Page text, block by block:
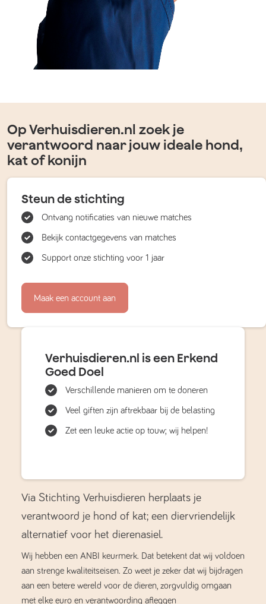
Op Verhuisdieren.nl zoek je
verantwoord naar jouw ideale hond,
kat of konijn
Steun de stichting
Ontvang notificaties van nieuwe matches
Bekijk contactgegevens van matches
Support onze stichting voor 1 jaar
Maak een account aan
Verhuisdieren.nl is een Erkend
Goed Doel
Verschillende manieren om te doneren
Veel giften zijn aftrekbaar bij de belasting
Zet een leuke actie op touw; wij helpen!
Via Stichting Verhuisdieren herplaats je
verantwoord je hond of kat; een diervriendelijk
alternatief voor het dierenasiel.
Wij hebben een ANBI keurmerk. Dat betekent dat wij voldoen
aan strenge kwaliteitseisen. Zo weet je zeker dat wij bijdragen
aan een betere wereld voor de dieren, zorgvuldig omgaan
met elke euro en verantwoording afleggen